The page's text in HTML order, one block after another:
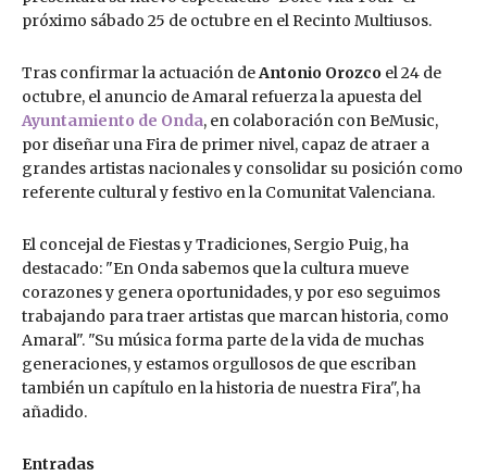
próximo sábado 25 de octubre en el Recinto Multiusos.
Tras confirmar la actuación deAntonio Orozco el 24 de
octubre, el anuncio de Amaral refuerza la apuesta del
Ayuntamiento de Onda, en colaboración con BeMusic,
por diseñar una Fira de primer nivel, capaz de atraer a
grandes artistas nacionales y consolidar su posición como
referente cultural y festivo en la Comunitat Valenciana.
El concejal de Fiestas y Tradiciones, Sergio Puig, ha
destacado: "En Onda sabemos que la cultura mueve
corazones y genera oportunidades, y por eso seguimos
trabajando para traer artistas que marcan historia, como
Amaral". "Su música forma parte de la vida de muchas
generaciones, y estamos orgullosos de que escriban
también un capítulo en la historia de nuestra Fira", ha
añadido.
Entradas